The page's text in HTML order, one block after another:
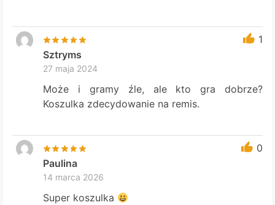
1
Sztryms
27 maja 2024
Może i gramy źle, ale kto gra dobrze?
Koszulka zdecydowanie na remis.
0
Paulina
14 marca 2026
Super koszulka